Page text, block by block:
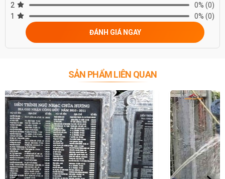
2
0% (0)
1
0% (0)
ĐÁNH GIÁ NGAY
SẢN PHẨM LIÊN QUAN